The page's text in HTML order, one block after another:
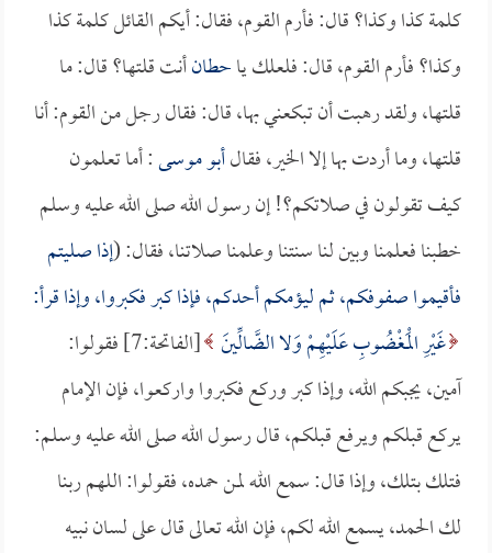
كلمة كذا وكذا؟ قال: فأرم القوم، فقال: أيكم القائل كلمة كذا
وكذا؟ فأرم القوم، قال: فلعلك ياحطانأنت قلتها؟ قال: ما
قلتها، ولقد رهبت أن تبكعني بها، قال: فقال رجل من القوم: أنا
قلتها، وما أردت بها إلا الخير، فقالأبو موسى: أما تعلمون
كيف تقولون في صلاتكم؟! إن رسول الله صلى الله عليه وسلم
خطبنا فعلمنا وبين لنا سنتنا وعلمنا صلاتنا، فقال: (إذا صليتم
فأقيموا صفوفكم، ثم ليؤمكم أحدكم، فإذا كبر فكبروا، وإذا قرأ:
غَيْرِ الْمَغْضُوبِ عَلَيْهِمْ وَلا الضَّالِّينَ
[الفاتحة:7] فقولوا:
آمين، يجبكم الله، وإذا كبر وركع فكبروا واركعوا، فإن الإمام
يركع قبلكم ويرفع قبلكم، قال رسول الله صلى الله عليه وسلم:
فتلك بتلك، وإذا قال: سمع الله لمن حمده، فقولوا: اللهم ربنا
لك الحمد، يسمع الله لكم، فإن الله تعالى قال على لسان نبيه